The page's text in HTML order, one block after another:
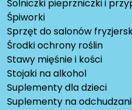
Solniczki pieprzniczki i
Śpiworki
Sprzęt do salonów
Środki ochrony roślin
Stawy mięśnie i kości
Stojaki na alkohol
Suplementy dla dzieci
Suplementy na